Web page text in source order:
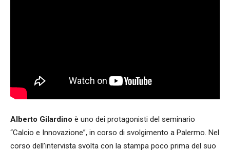
Alberto Gilardino è uno dei protagonisti del seminario
“Calcio e Innovazione”, in corso di svolgimento a Palermo. Nel
corso dell’intervista svolta con la stampa poco prima del suo